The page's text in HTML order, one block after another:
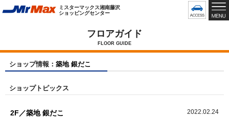
ミスターマックス湘南藤沢
ショッピングセンター
ロ
メ
ュ
フロアガイド
FLOOR GUIDE
ショップ情報： 築地 銀だこ
ショップトピックス
2022.02.24
2F／築地 銀だこ